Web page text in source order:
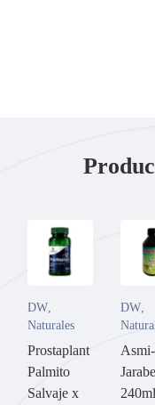
DW
Naturales
Prostaplant
Palmito
Salvaje x
DW,
Jarabe